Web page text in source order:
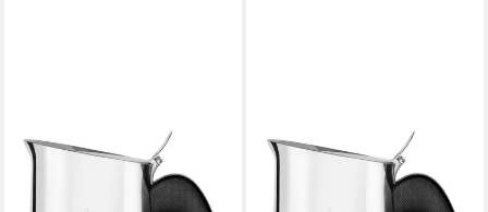
BIALETTI
Espressokocher, 0,17l
Kaffeekanne, 4 Tassen
BIALETTI
Espressokocher, 0,23l
Kaffeekanne, Edelstahl, 6